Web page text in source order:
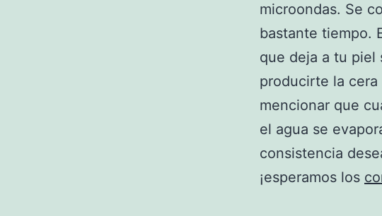
microondas. Se
bastante tiempo.
que deja a tu piel
producirte la cera
mencionar que
el agua se
consistencia
¡esperamos los